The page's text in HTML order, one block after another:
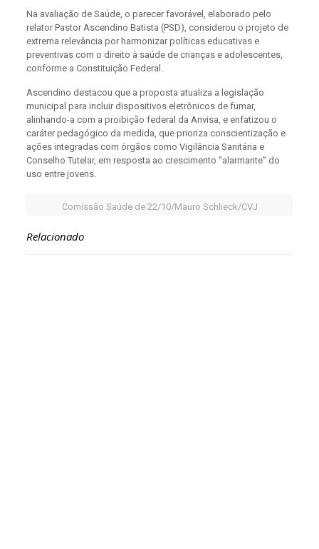
Na avaliação de Saúde, o parecer favorável, elaborado pelo
relator Pastor Ascendino Batista (PSD), considerou o projeto de
extrema relevância por harmonizar políticas educativas e
preventivas com o direito à saúde de crianças e adolescentes,
conforme a Constituição Federal.
Ascendino destacou que a proposta atualiza a legislação
municipal para incluir dispositivos eletrônicos de fumar,
alinhando-a com a proibição federal da Anvisa, e enfatizou o
caráter pedagógico da medida, que prioriza conscientização e
ações integradas com órgãos como Vigilância Sanitária e
Conselho Tutelar, em resposta ao crescimento “alarmante” do
uso entre jovens.
Comissão Saúde de 22/10/Mauro Schlieck/CVJ
Relacionado